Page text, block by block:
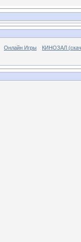
Онлайн Игры КИНОЗАЛ